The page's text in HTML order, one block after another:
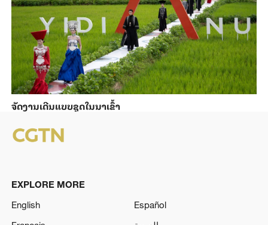
ຈັດງານເດີນແບບຊຸດໃນນາເຂົ້າ
EXPLORE MORE
English
Español